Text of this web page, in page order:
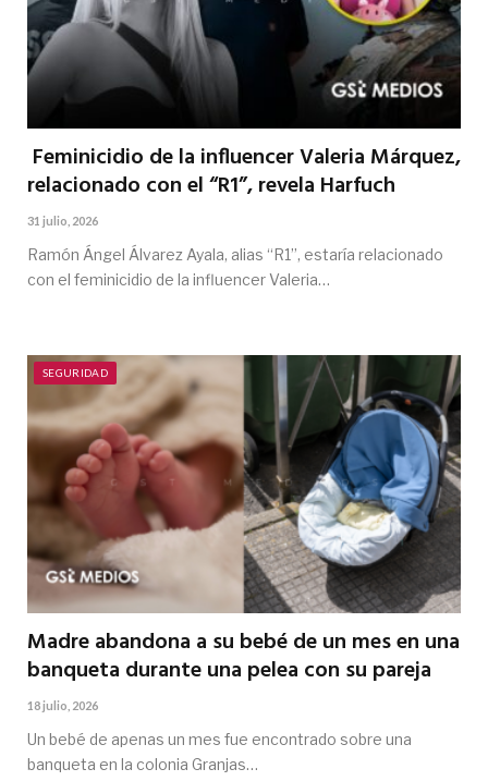
Feminicidio de la influencer Valeria Márquez,
relacionado con el “R1”, revela Harfuch
31 julio, 2026
Ramón Ángel Álvarez Ayala, alias “R1”, estaría relacionado
con el feminicidio de la influencer Valeria…
SEGURIDAD
Madre abandona a su bebé de un mes en una
banqueta durante una pelea con su pareja
18 julio, 2026
Un bebé de apenas un mes fue encontrado sobre una
banqueta en la colonia Granjas…